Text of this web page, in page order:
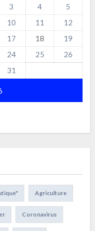
3 4
5
10 11
12
17 18
19
24 25
26
31
Agriculture
Coronavirus